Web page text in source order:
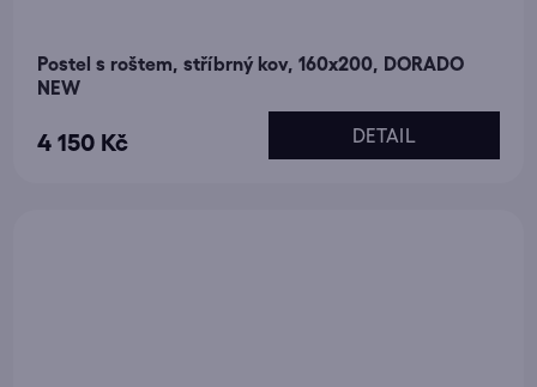
Postel s roštem, stříbrný kov, 160x200, DORADO
NEW
4 150 Kč DETAIL